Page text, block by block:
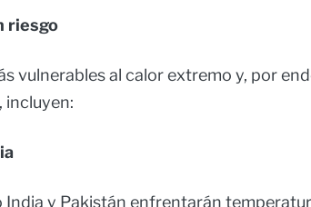
riesgo
vulnerables al calor extremo y, por
incluyen:
India y Pakistán enfrentarán